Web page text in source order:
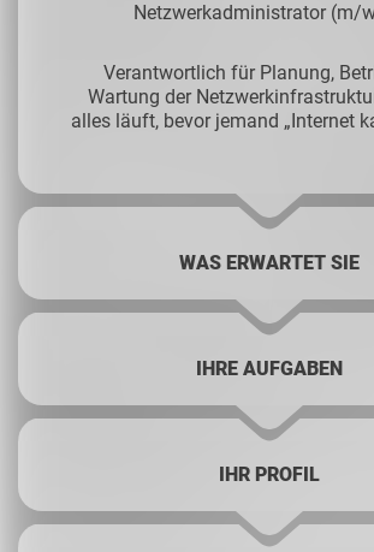
Netzwerkadministrator (m/
Verantwortlich für Planung,
Wartung der
alles läuft, bevor jemand „Internet
WAS ERWARTET SIE
IHRE AUFGABEN
IHR PROFIL